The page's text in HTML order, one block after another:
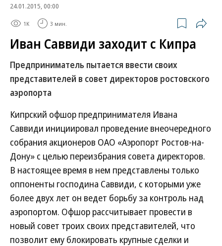
24.01.2015, 00:00
1K 3 мин.
Иван Саввиди заходит с Кипра
Предприниматель пытается ввести своих
представителей в совет директоров ростовского
аэропорта
Кипрский офшор предпринимателя Ивана
Саввиди инициировал проведение внеочередного
собрания акционеров ОАО «Аэропорт Ростов-на-
Дону» с целью переизбрания совета директоров.
В настоящее время в нем представлены только
оппоненты господина Саввиди, с которыми уже
более двух лет он ведет борьбу за контроль над
аэропортом. Офшор рассчитывает провести в
новый совет троих своих представителей, что
позволит ему блокировать крупные сделки и